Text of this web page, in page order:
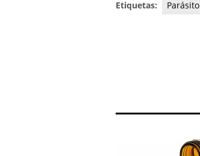
Etiquetas: Parásito